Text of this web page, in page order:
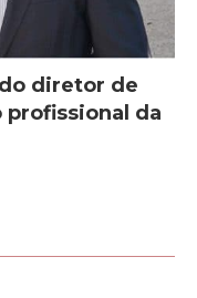
diretor de
da